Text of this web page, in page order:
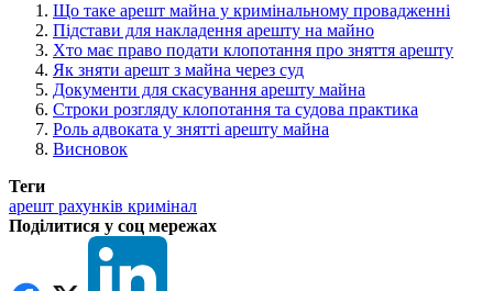
Що таке арешт майна у кримінальному провадженні
Підстави для накладення арешту на майно
Хто має право подати клопотання про зняття арешту
Як зняти арешт з майна через суд
Документи для скасування арешту майна
Строки розгляду клопотання та судова практика
Роль адвоката у знятті арешту майна
Висновок
Теги
арешт рахунків кримінал
Поділитися у соц мережах